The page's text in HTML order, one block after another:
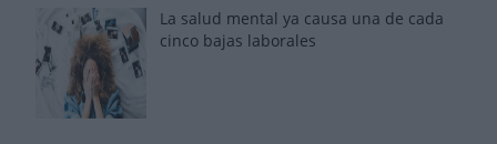
La salud mental ya causa una de cada
cinco bajas laborales